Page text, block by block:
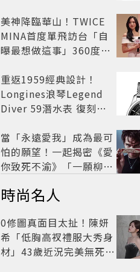
美神降臨華山！TWICE
MINA首度單飛訪台「自
曝最想做這事」360度0
開
重返1959經典設計！
Longines浪琴Legend
Diver 59潛水表 復刻懷
當「永遠愛我」成為最可
怕的願望！一起揭密《愛
你致死不渝》「一願柳」
路
時尚名人
0修圖真面目太扯！陳妍
希「低胸高衩禮服大秀身
材」43歲近況完美無死角